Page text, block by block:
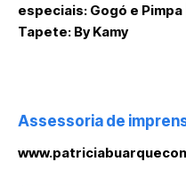
especiais: Gogó e Pimpa
Tapete: By Kamy
Assessoria de